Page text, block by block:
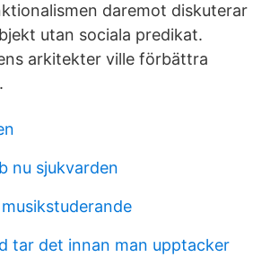
daremot diskuterar
utan sociala predikat.
arkitekter ville förbättra
nu sjukvarden
tar det innan man upptacker